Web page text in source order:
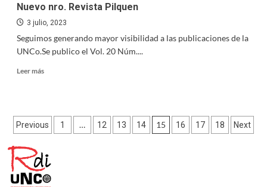
Nuevo nro. Revista Pilquen
3 julio, 2023
Seguimos generando mayor visibilidad a las publicaciones de la
UNCo.Se publico el Vol. 20 Núm....
Leer másRead
nro.
Revista
Paginación
de
entradas
Previous 1 … 12 13 14 15 16 17 18 Next